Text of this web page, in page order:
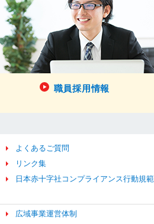
職員採用情報
よくあるご質問
リンク集
日本赤十字社コンプライアンス行動規範
広域事業運営体制